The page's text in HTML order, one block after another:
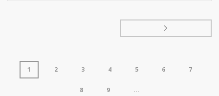
1 2 3 4 5 6 7
8 9 ...